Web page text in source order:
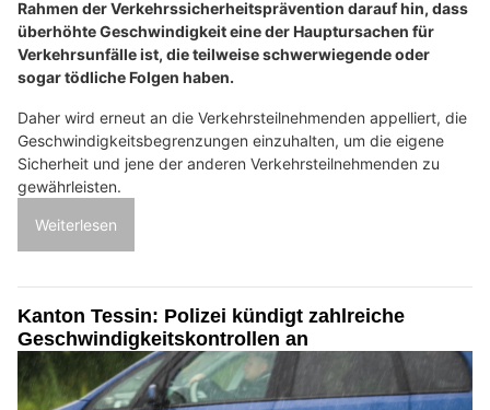
Rahmen der Verkehrssicherheitsprävention darauf hin, dass
überhöhte Geschwindigkeit eine der Hauptursachen für
Verkehrsunfälle ist, die teilweise schwerwiegende oder
sogar tödliche Folgen haben.
Daher wird erneut an die Verkehrsteilnehmenden appelliert, die
Geschwindigkeitsbegrenzungen einzuhalten, um die eigene
Sicherheit und jene der anderen Verkehrsteilnehmenden zu
gewährleisten.
Weiterlesen
Kanton Tessin: Polizei kündigt zahlreiche
Geschwindigkeitskontrollen an